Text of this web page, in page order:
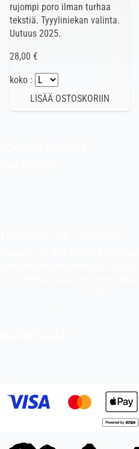
rujompi poro ilman turhaa
tekstiä. Tyyyliniekan valinta.
Uutuus 2025.
28,00 €
koko :